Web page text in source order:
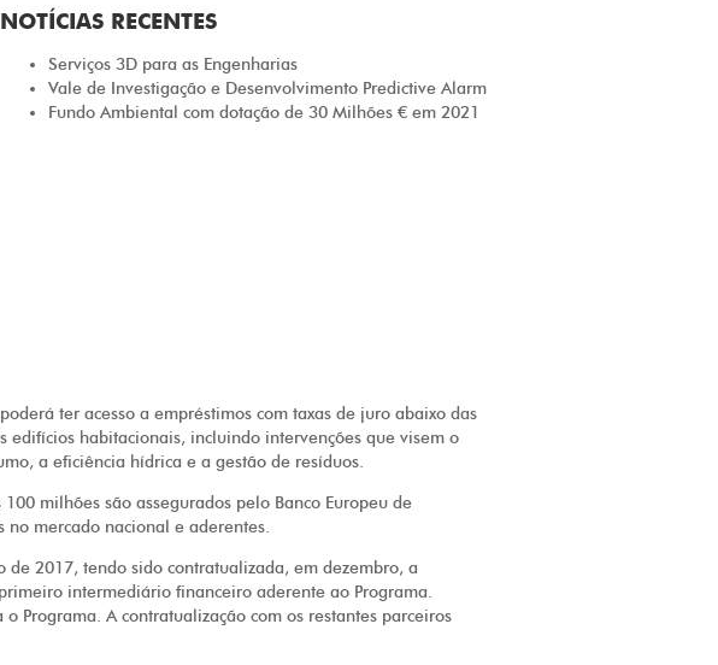
NOTÍCIAS RECENTES
Serviços 3D para as Engenharias
Vale de Investigação e Desenvolvimento Predictive Alarm
Fundo Ambiental com dotação de 30 Milhões € em 2021
ter acesso a empréstimos com taxas de juro abaixo das
habitacionais, incluindo intervenções que visem o
a eficiência hídrica e a gestão de resíduos.
milhões são assegurados pelo Banco Europeu de
no mercado nacional e aderentes.
de 2017, tendo sido contratualizada, em dezembro, a
intermediário financeiro aderente ao Programa.
Programa. A contratualização com os restantes parceiros